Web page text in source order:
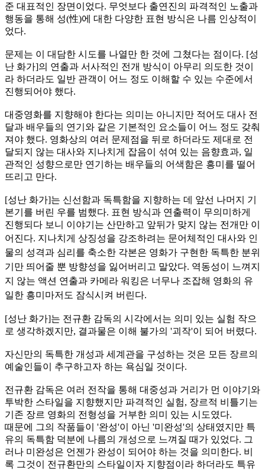
준 대표적인 장면이었다. 무엇보다 출연진의 파격적인 노출과
행동을 통해 성(性)에 대한 다양한 표현 방식은 나름 인상적이
었다.
문제는 이 대담한 시도를 나열만 한 것에 그쳤다는 점이다. [성
난 화가]의 연출과 서사적인 전개 방식이 아무리 의도한 것이
라 하더라도 일반 관객이 어느 정도 이해할 수 있는 수준에서
진행되어야 했다.
대중영화를 지향해야 한다는 의미는 아니지만 적어도 대사 전
달과 배우들의 연기와 같은 기본적인 요소들이 어느 정도 갖춰
져야 했다. 영화상의 여러 문제점을 뒤로 하더라도 제대로 전
달되지 않는 대사와 지나치게 잡음이 섞여 있는 음향효과, 일
관적인 성향으로만 연기하는 배우들의 어색함은 흥미를 떨어
뜨리고 만다.
[성난 화가]는 신선함과 독특함을 지향하는 데 앞선 나머지 기
본기를 버린 우를 범했다. 표현 방식과 연출력이 무의미하게
진행되다 보니 이야기는 산만하고 앞뒤가 맞지 않는 전개만 이
어진다. 지나치게 상징성을 강조하려는 문어체적인 대사와 인
물의 성격과 심리를 축소한 각본은 영화가 구현한 독특한 분위
기만 띄어줄 뿐 방향성을 잃어버리고 말았다. 역동성이 느껴지
지 않는 액션 연출과 카메라 워킹은 너무나 조잡해 영화의 유
일한 흥미마저도 잠식시켜 버린다.
[성난 화가]는 전규환 감독의 시각에서는 의미 있는 실험 작으
로 생각하겠지만, 결과물은 이해 불가의 '괴작'이 되어 버렸다.
자신만의 독특한 개성과 세계관을 구성하는 것은 모든 장르의
예술인들이 추구하고자 하는 욕심일 것이다.
전규환 감독은 여러 전작을 통해 대중성과 거리가 먼 이야기와
투박한 스타일을 지향했지만 파격적인 실험, 장르적 비틀기는
기존 장르 영화의 전형성을 거부한 의미 있는 시도였다.
때문에 그의 작품들이 '완성'이 아닌 '미완성'의 상태였지만 특
유의 독특함 덕분에 나름의 개성으로 느껴질 때가 있었다. 그
러나 미완성은 언젠가 완성이 되어야 하는 것을 의미한다. 비
록 그것이 전규환만의 스타일이자 지향점이라 하더라도 특유